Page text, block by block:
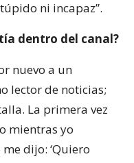
La primera vez
mientras yo
dijo: ‘Quiero
qué te pasó para
‘Este imbécil
nació’”.
el meme?